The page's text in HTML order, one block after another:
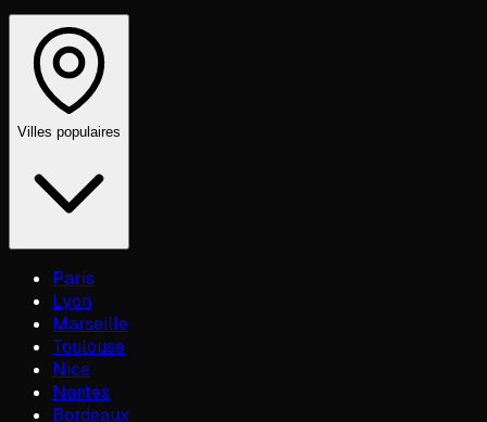
Villes populaires
Paris
Lyon
Marseille
Toulouse
Nice
Nantes
Bordeaux